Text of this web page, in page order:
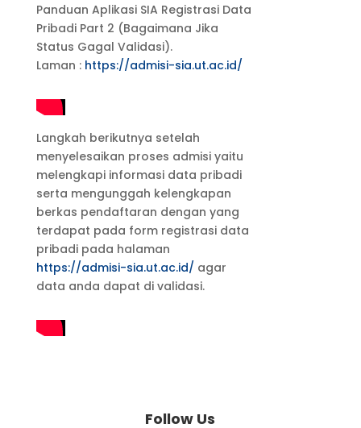
Panduan Aplikasi SIA Registrasi Data
Pribadi Part 2 (Bagaimana Jika
Status Gagal Validasi).
Laman : https://admisi-sia.ut.ac.id/
Langkah berikutnya setelah
menyelesaikan proses admisi yaitu
melengkapi informasi data pribadi
serta mengunggah kelengkapan
berkas pendaftaran dengan yang
terdapat pada form registrasi data
pribadi pada halaman
https://admisi-sia.ut.ac.id/ agar
data anda dapat di validasi.
Follow Us